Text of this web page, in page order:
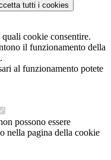
tutti i cookies
quali cookie consentire.
il funzionamento della
al funzionamento potete
possono essere
nella pagina della cookie